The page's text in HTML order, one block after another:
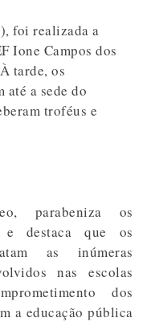
foi realizada a
Ione Campos dos
tarde, os
até a sede do
troféus e
parabeniza os
e destaca que os
as inúmeras
nas escolas
dos
a educação pública